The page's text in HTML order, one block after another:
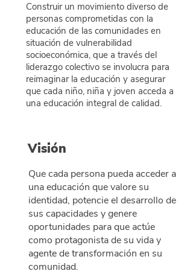
Construir un movimiento diverso de
personas comprometidas con la
educación de las comunidades en
situación de vulnerabilidad
socioeconómica, que a través del
liderazgo colectivo se involucra para
reimaginar la educación y asegurar
que cada niño, niña y joven acceda a
una educación integral de calidad.
Visión
Que cada persona pueda acceder a
una educación que valore su
identidad, potencie el desarrollo de
sus capacidades y genere
oportunidades para que actúe
como protagonista de su vida y
agente de transformación en su
comunidad.